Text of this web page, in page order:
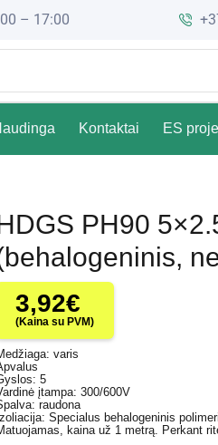
– 17:00
Kontaktai ES
PH90
3,92€
(Kaina su PVM)
varis
5
įtampa: 300/600V
raudona
Izoliacija: Specialus behalogeninis
kaina už 1 metrą. Perkant